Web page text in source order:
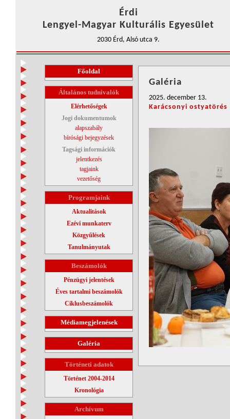
Érdi
Lengyel-Magyar Kulturális Egyesület
2030 Érd, Alsó utca 9.
Főoldal
Általános tudnivalók
Elérhetőségek
Jogi dokumentumok
alapszabály
bírósági bejegyzések
Tagsági információk
jelentkezés
tagjaink
vezetőség
Programjaink
Aktualitások
Ezévi munkaterv
Közgyűlések
Tanulmányutak
Beszámolók
Pénzügyi jelentések
Éves tartalmi beszámolók
Ciklusbeszámolók
Médiamegjelenések
Galéria
Történeti adatok
Történet 2004-2014
Kronológia
Archívum
Galéria
2025. december 13.
Karácsonyi ostyatörés